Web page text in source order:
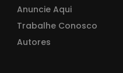
Anuncie Aqui
Trabalhe Conosco
Autores